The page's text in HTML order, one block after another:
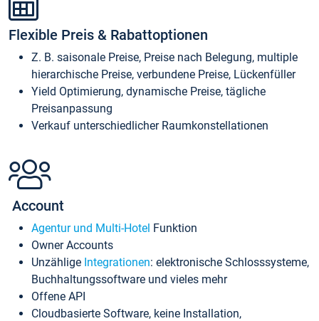
Flexible Preis & Rabattoptionen
Z. B. saisonale Preise, Preise nach Belegung, multiple
hierarchische Preise, verbundene Preise, Lückenfüller
Yield Optimierung, dynamische Preise, tägliche
Preisanpassung
Verkauf unterschiedlicher Raumkonstellationen
Account
Agentur und Multi-Hotel Funktion
Owner Accounts
Unzählige Integrationen: elektronische Schlosssysteme,
Buchhaltungssoftware und vieles mehr
Offene API
Cloudbasierte Software, keine Installation,